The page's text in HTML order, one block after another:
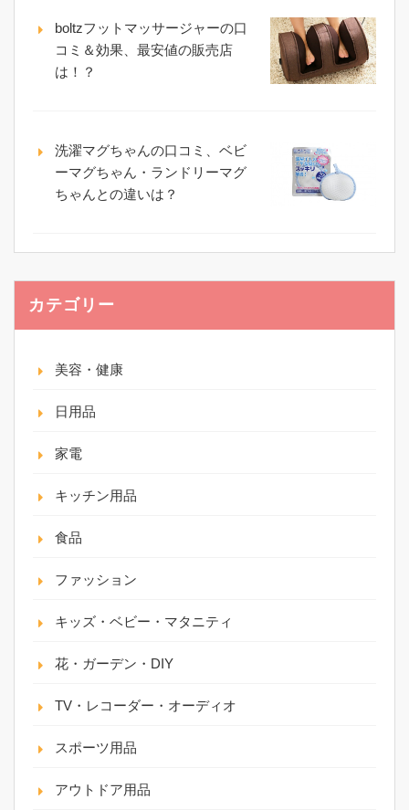
boltzフットマッサージャーの口
コミ＆効果、最安値の販売店
は！？
洗濯マグちゃんの口コミ、ベビ
ーマグちゃん・ランドリーマグ
ちゃんとの違いは？
カテゴリー
美容・健康
日用品
家電
キッチン用品
食品
ファッション
キッズ・ベビー・マタニティ
花・ガーデン・DIY
TV・レコーダー・オーディオ
スポーツ用品
アウトドア用品